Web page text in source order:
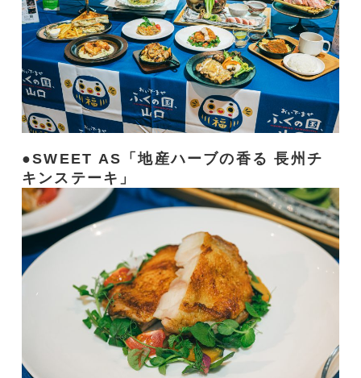
SWEET AS「地産ハーブの香る 長州チ
キンステーキ」